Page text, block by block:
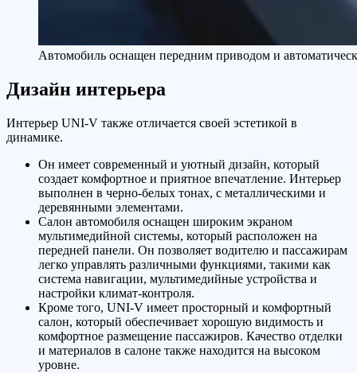
Автомобиль оснащен передним приводом и
Дизайн интерьера
Интерьер UNI-V также отличается своей эстетикой в
динамике.
Он имеет современный и уютный дизайн, который
создает комфортное и приятное впечатление. Интерьер
выполнен в черно-белых тонах, с металлическими и
деревянными элементами.
Салон автомобиля оснащен широким экраном
мультимедийной системы, который расположен на
передней панели. Он позволяет водителю и пассажирам
легко управлять различными функциями, такими как
система навигации, мультимедийные устройства и
настройки климат-контроля.
Кроме того, UNI-V имеет просторный и комфортный
салон, который обеспечивает хорошую видимость и
комфортное размещение пассажиров. Качество отделки
и материалов в салоне также находится на высоком
уровне.